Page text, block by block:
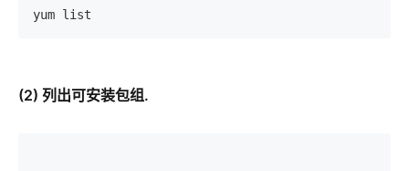
yum list
(2) 列出可安装包组.